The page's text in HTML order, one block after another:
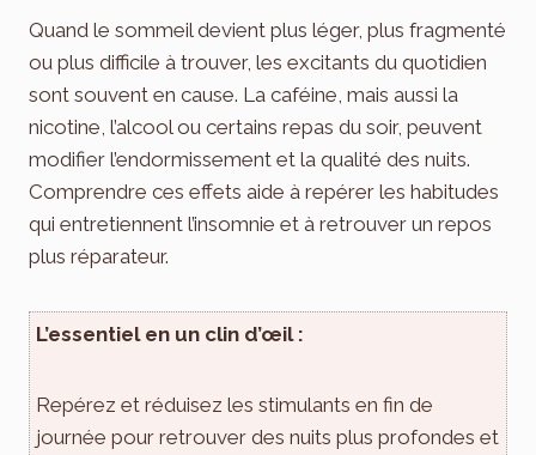
Quand le sommeil devient plus léger, plus fragmenté
ou plus difficile à trouver, les excitants du quotidien
sont souvent en cause. La caféine, mais aussi la
nicotine, l’alcool ou certains repas du soir, peuvent
modifier l’endormissement et la qualité des nuits.
Comprendre ces effets aide à repérer les habitudes
qui entretiennent l’insomnie et à retrouver un repos
plus réparateur.
L’essentiel en un clin d’œil :
Repérez et réduisez les stimulants en fin de
journée pour retrouver des nuits plus profondes et